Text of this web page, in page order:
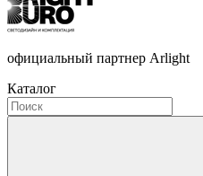
официальный партнер Arlight
Каталог